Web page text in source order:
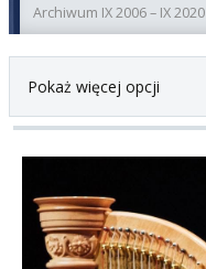
Archiwum IX 2006 – IX 2020
Pokaż więcej opcji